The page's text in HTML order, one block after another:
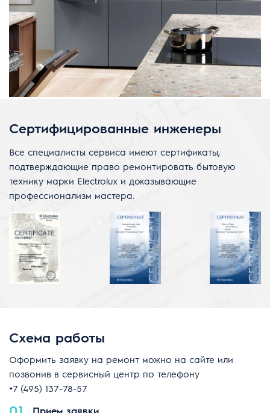
Сертифицированные инженеры
Все специалисты сервиса имеют сертификаты,
подтверждающие право ремонтировать бытовую
технику марки Electrolux и доказывающие
профессионализм мастера.
Схема работы
Оформить заявку на ремонт можно на сайте или
позвонив в сервисный центр по телефону
+7 (495) 137-78-57
Прием заявки